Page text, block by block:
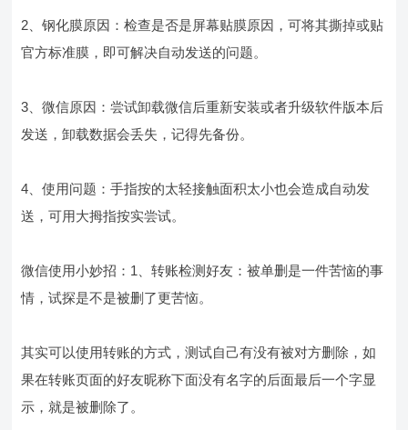
2、钢化膜原因：检查是否是屏幕贴膜原因，可将其撕掉或贴
官方标准膜，即可解决自动发送的问题。
3、微信原因：尝试卸载微信后重新安装或者升级软件版本后
发送，卸载数据会丢失，记得先备份。
4、使用问题：手指按的太轻接触面积太小也会造成自动发
送，可用大拇指按实尝试。
微信使用小妙招：1、转账检测好友：被单删是一件苦恼的事
情，试探是不是被删了更苦恼。
其实可以使用转账的方式，测试自己有没有被对方删除，如
果在转账页面的好友昵称下面没有名字的后面最后一个字显
示，就是被删除了。